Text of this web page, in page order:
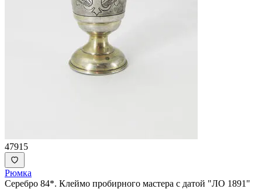
47915
Рюмка
Серебро 84*. Клеймо пробирного мастера с датой "ЛО 1891"